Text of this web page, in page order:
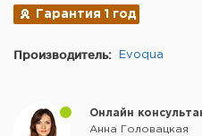
Гарантия 1 год
Производитель: Evoqua
Онлайн
Анна Головацкая